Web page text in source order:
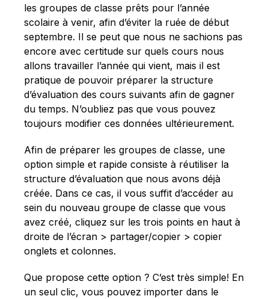
les groupes de classe prêts pour l’année
scolaire à venir, afin d’éviter la ruée de début
septembre. Il se peut que nous ne sachions pas
encore avec certitude sur quels cours nous
allons travailler l’année qui vient, mais il est
pratique de pouvoir préparer la structure
d’évaluation des cours suivants afin de gagner
du temps. N’oubliez pas que vous pouvez
toujours modifier ces données ultérieurement.
Afin de préparer les groupes de classe, une
option simple et rapide consiste à réutiliser la
structure d’évaluation que nous avons déjà
créée. Dans ce cas, il vous suffit d’accéder au
sein du nouveau groupe de classe que vous
avez créé, cliquez sur les trois points en haut à
droite de l’écran > partager/copier > copier
onglets et colonnes.
Que propose cette option ? C’est très simple! En
un seul clic, vous pouvez importer dans le